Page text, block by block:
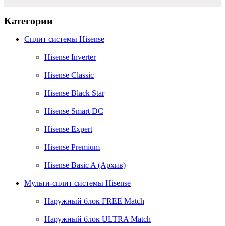
Категории
Сплит системы Hisense
Hisense Inverter
Hisense Classic
Hisense Black Star
Hisense Smart DC
Hisense Expert
Hisense Premium
Hisense Basic A (Архив)
Мульти-сплит системы Hisense
Наружный блок FREE Match
Наружный блок ULTRA Match